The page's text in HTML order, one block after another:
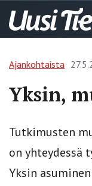
Ajankohtaista
Yksin,
Tutkimusten
on yhteydessä
Yksin